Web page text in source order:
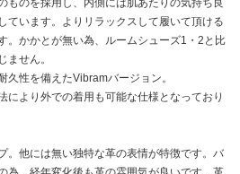
ものを採用し、内側には肌あたりの気持ち良
ています。よりリラックスして履いて頂ける
。かかとが無い為、ルームシューズ1・2と比
ません。
性を備えたVibramバージョン。
により外での着用も可能な仕様となっており
。他には無い独特な革の表情が特徴です。バ